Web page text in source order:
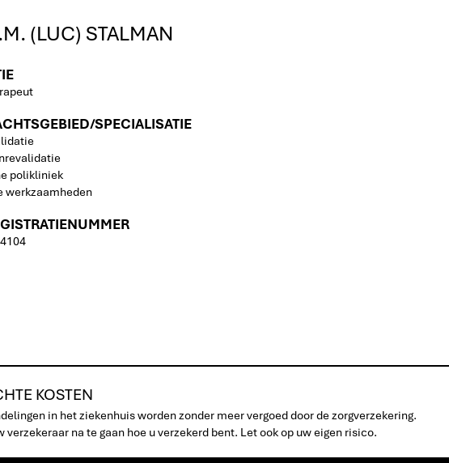
(LUC) STALMAN
SPECIALISATIE
polikliniek
werkzaamheden
KOSTEN
in het ziekenhuis worden zonder meer vergoed door de zorgverzekering.
verzekeraar na te gaan hoe u verzekerd bent. Let ook op uw eigen risico.